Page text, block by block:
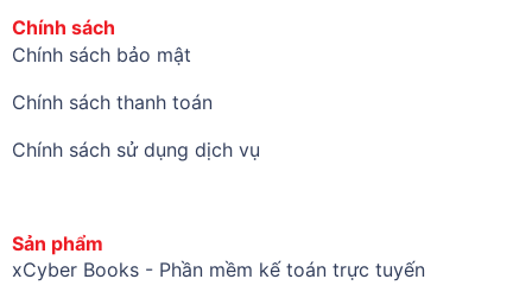
Chính sách
Chính sách bảo mật
Chính sách thanh toán
Chính sách sử dụng dịch vụ
Sản phẩm
xCyber Books - Phần mềm kế toán trực tuyến